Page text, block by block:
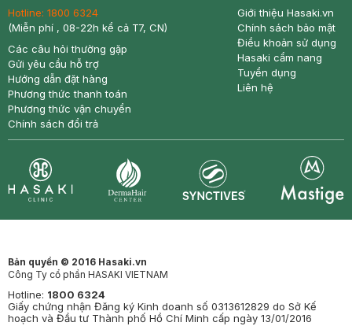
Hotline: 1800 6324
(Miễn phí , 08-22h kể cả T7, CN)
Các câu hỏi thường gặp
Gửi yêu cầu hỗ trợ
Hướng dẫn đặt hàng
Phương thức thanh toán
Phương thức vận chuyển
Chính sách đổi trả
Giới thiệu Hasaki.vn
Chính sách bảo mật
Điều khoản sử dụng
Hasaki cẩm nang
Tuyển dụng
Liên hệ
Bản quyền © 2016 Hasaki.vn
Công Ty cổ phần HASAKI VIETNAM
Hotline: 1800 6324
Giấy chứng nhận Đăng ký Kinh doanh số 0313612829 do Sở Kế
hoạch và Đầu tư Thành phố Hồ Chí Minh cấp ngày 13/01/2016